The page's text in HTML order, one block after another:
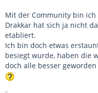
Mit der Community bin
Drakkar hat sich ja nicht
etabliert.
Ich bin doch etwas
besiegt wurde, haben die
doch alle besser